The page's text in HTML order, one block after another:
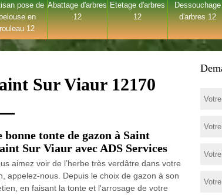
pose de
en
rouleau 12
Abattage d'arbres
12
Etetage d'arbres
12
Dessouchage
d'arbres 12
Sur Viaur 12170
bonne tonte de gazon à Saint
Sur Viaur avec ADS Services
aimez voir de l’herbe très verdâtre dans votre
appelez-nous. Depuis le choix de gazon à son
en faisant la tonte et l'arrosage de votre